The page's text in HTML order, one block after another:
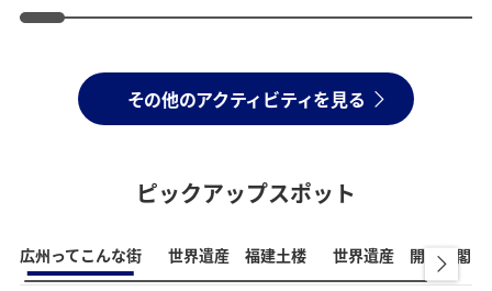
その他のアクティビティを見る
ピックアップスポット
広州ってこんな街 世界遺産 福建土楼 世界遺産 開平楼閣と